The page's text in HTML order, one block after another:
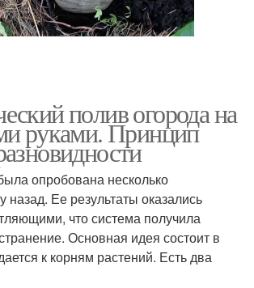
полив огорода на
руками. Принцип
опробована несколько
назад. Ее результаты оказались
что система получила
Основная идея состоит в
к корням растений. Есть два